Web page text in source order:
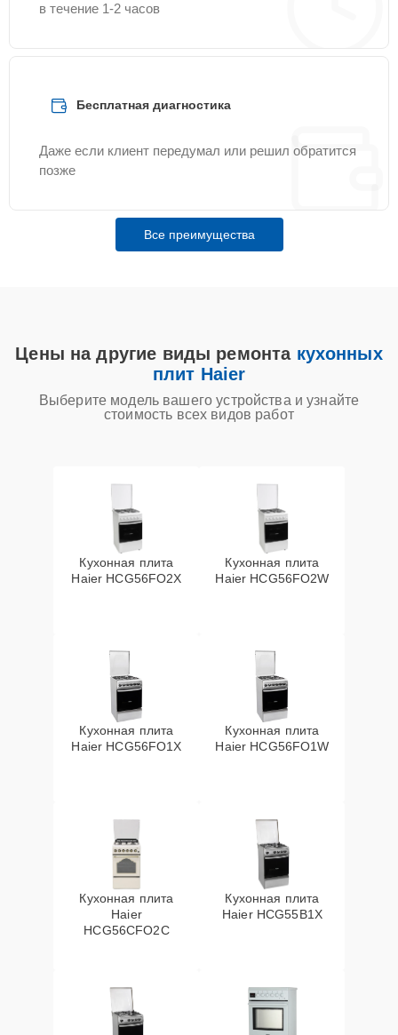
в течение 1-2 часов
Бесплатная диагностика
Даже если клиент передумал или решил обратится
позже
Все преимущества
Цены на другие виды ремонта кухонных
плит Haier
Выберите модель вашего устройства и узнайте
стоимость всех видов работ
Кухонная плита
Haier HCG56FO2X
Кухонная плита
Haier HCG56FO2W
Кухонная плита
Haier HCG56FO1X
Кухонная плита
Haier HCG56FO1W
Кухонная плита
Haier
HCG56CFO2C
Кухонная плита
Haier HCG55B1X